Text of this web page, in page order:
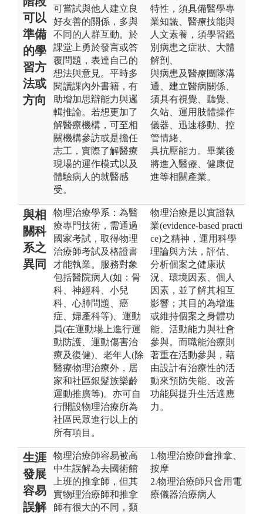
可以
準備
的學
習方
法或
方向
可嘗試與他人建立良
好友善的關係，多與
不同的人群互動。於
課堂上勇於發言或答
覆問題，表達自己的
想法與意見。平時多
閱讀課內外書籍，有
助增加思辯能力與邏
輯推論。若想更加了
解醫療機構，可至相
關機構參訪或是擔任
志工，實際了解醫療
現場的運作模式以及
體驗病人的就醫感
受。
特性，須具備醫學專
業知識、醫療技能與
人文素養，須學習鑑
別病患之症狀、大體
解剖、
與病患及醫療團隊溝
通、建立醫病關係、
須具有視覺、聽覺、
久站、運用肢體操作
儀器、迅速移動、控
管情緒、
具抗壓能力。畢業後
將進入醫療、健康促
進等相關產業。
與相
關科
系之
異同
物理治療學系：為醫
療專門技術，需通過
國家考試，取得物理
治療師考試及格證書
才能執業。服務對象
包括醫院病人(如：骨
科、神經科、小兒
科、心肺問題、癌
症、婦產科等)、運動
員(在運動場上進行運
動防護、運動傷害治
療及復健)、老年人(除
醫療物理治療外，居
家和社區銀髮族樂齡
運動推廣等)。亦可自
行開設物理治療所為
社區民眾進行以上的
所有項目。
物理治療是以實證執
業(evidence-based practi
ce)之精神，運用科學
理論與方法，評估、
分析個案之健康狀
況、環境因素、個人
因素，並了解其相互
影響；其目的為增進
或維持個案之身體功
能、活動能力與社會
參與。而職能治療則
著重在活動參與，藉
由設計有治療性的活
動來預防失能、改善
功能與提升生活適應
力。
生涯
發展
容易
誤解
物理治療師容易被高
中生誤解為去國術館
上班的推拿師，但其
實物理治療師和推拿
師有很大的不同，類
1.物理治療師會推拿、
按摩
2.物理治療師只會用電
療儀器治療病人